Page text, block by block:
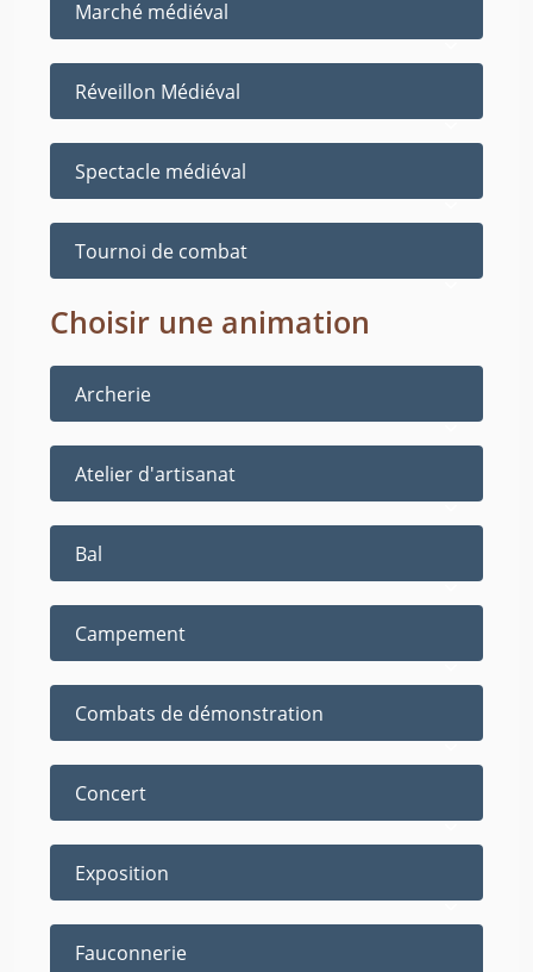
Marché médiéval
Réveillon Médiéval
Spectacle médiéval
Tournoi de combat
Choisir une animation
Archerie
Atelier d'artisanat
Bal
Campement
Combats de démonstration
Concert
Exposition
Fauconnerie